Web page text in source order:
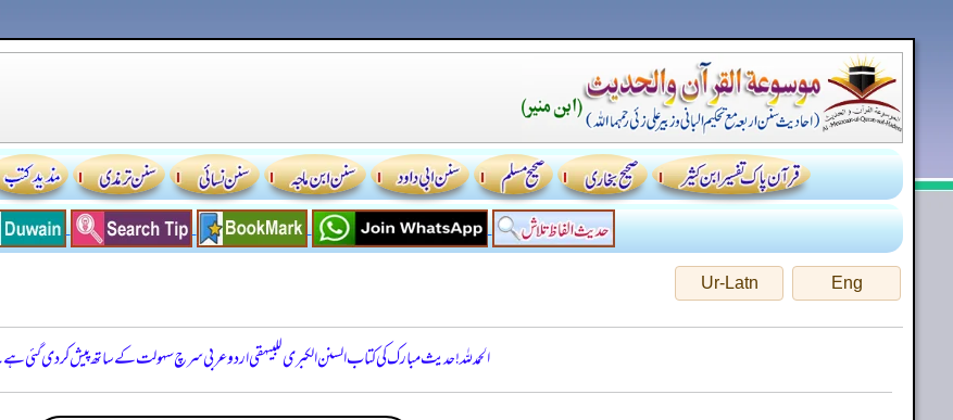
Eng
Ur-Latn
الحمدللہ! حدیث مبارک کی کتاب السنن الكبرى للبيهقي اردو عربی سرچ سہولت کے ساتھ پیش کر دی گئی